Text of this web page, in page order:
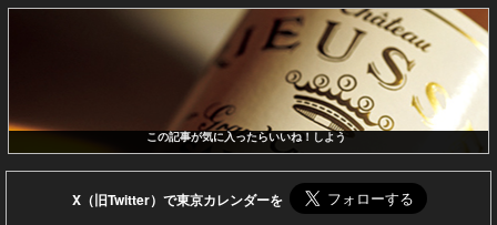
この記事が気に入ったらいいね！しよう
X（旧Twitter）で東京カレンダーを